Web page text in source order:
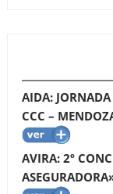
AIDA: JORNADA
CCC –
AVIRA: 2º